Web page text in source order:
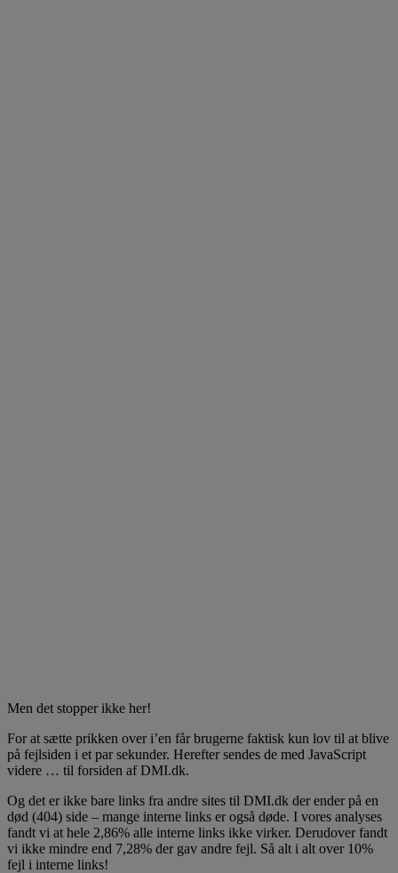
Men det stopper ikke her!
For at sætte prikken over i’en får brugerne faktisk kun lov til at blive
på fejlsiden i et par sekunder. Herefter sendes de med JavaScript
videre … til forsiden af DMI.dk.
Og det er ikke bare links fra andre sites til DMI.dk der ender på en
død (404) side – mange interne links er også døde. I vores analyses
fandt vi at hele 2,86% alle interne links ikke virker. Derudover fandt
vi ikke mindre end 7,28% der gav andre fejl. Så alt i alt over 10%
fejl i interne links!